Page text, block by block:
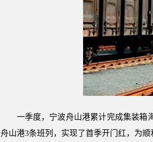
一季度，宁波舟山港累计完成集装箱
舟山港3条班列，实现了首季开门红，为